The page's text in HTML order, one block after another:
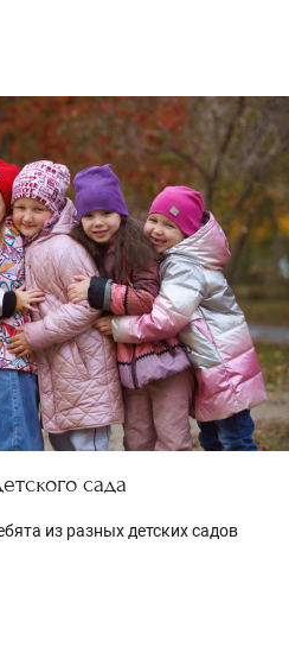
сада
из разных детских садов